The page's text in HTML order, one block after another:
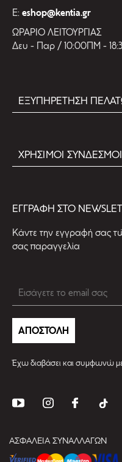
E: eshop@kentia.gr
ΩΡΑΡΙΟ ΛΕΙΤΟΥΡΓΙΑΣ
Δευ - Παρ / 10:00ΠΜ -
ΕΞΥΠΗΡΕΤΗΣΗ
ΧΡΗΣΙΜΟΙ ΣΥΝΔΕΣΜΟΙ
EΓΓΡΑΦΗ ΣΤΟ
Kάντε την εγγραφή σας
σας παραγγελία
ΑΠΟΣΤΟΛΗ
Έχω διαβάσει και συμφωνώ
ΑΣΦΑΛΕΙΑ ΣΥΝΑΛΛΑΓΩΝ